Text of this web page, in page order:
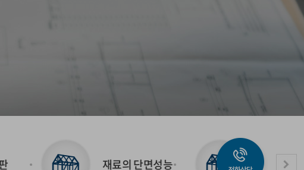
재료의 단면성능 양수량 계산